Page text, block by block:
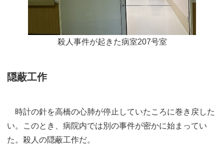
殺人事件が起きた病室207号室
隠蔽工作
時計の針を高橋の心肺が停止していたころに巻き戻した
い。このとき、病院内では別の事件が密かに始まってい
た。殺人の隠蔽工作だ。